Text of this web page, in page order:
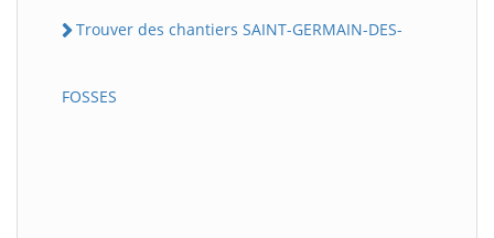
Trouver des chantiers SAINT-GERMAIN-DES-
FOSSES